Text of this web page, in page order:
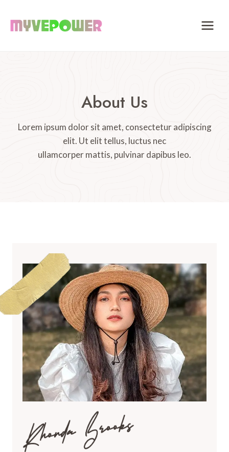
content
About Us
Lorem ipsum dolor sit amet, consectetur adipiscing
elit. Ut elit tellus, luctus nec
ullamcorper mattis, pulvinar dapibus leo.